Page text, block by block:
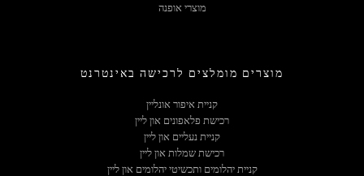
מוצרי אופנה
מוצרים מומלצים לרכישה באינטרנט
קניית איפור אונליין
רכישת פלאפונים און ליין
קניית נעליים און ליין
רכישת שמלות און ליין
קניית יהלומים ותכשיטי יהלומים און ליין